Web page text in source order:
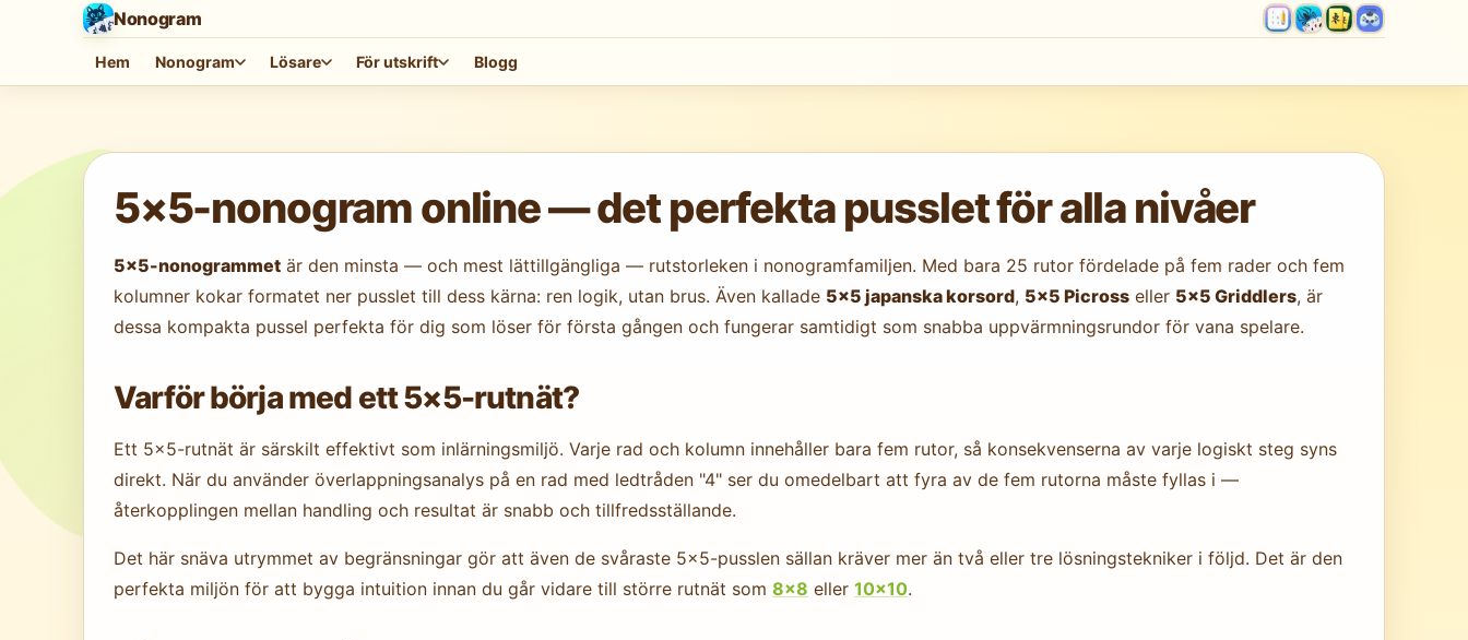
Nonogram
Hem Nonogram Lösare För utskrift Blogg
Laddar spelet…
5×5-nonogram online — det perfekta pusslet för alla nivåer
5×5-nonogrammetär den minsta — och mest lättillgängliga — rutstorleken i nonogramfamiljen. Med bara 25 rutor fördelade på fem rader och fem
kolumner kokar formatet ner pusslet till dess kärna: ren logik, utan brus. Även kallade 5×5 japanska korsord, 5×5 Picrosseller 5×5 Griddlers, är
dessa kompakta pussel perfekta för dig som löser för första gången och fungerar samtidigt som snabba uppvärmningsrundor för vana spelare.
Varför börja med ett 5×5-rutnät?
Ett 5×5-rutnät är särskilt effektivt som inlärningsmiljö. Varje rad och kolumn innehåller bara fem rutor, så konsekvenserna av varje logiskt steg syns
direkt. När du använder överlappningsanalys på en rad med ledtråden "4" ser du omedelbart att fyra av de fem rutorna måste fyllas i —
återkopplingen mellan handling och resultat är snabb och tillfredsställande.
Det här snäva utrymmet av begränsningar gör att även de svåraste 5×5-pusslen sällan kräver mer än två eller tre lösningstekniker i följd. Det är den
perfekta miljön för att bygga intuition innan du går vidare till större rutnät som 8×8 eller 10×10.